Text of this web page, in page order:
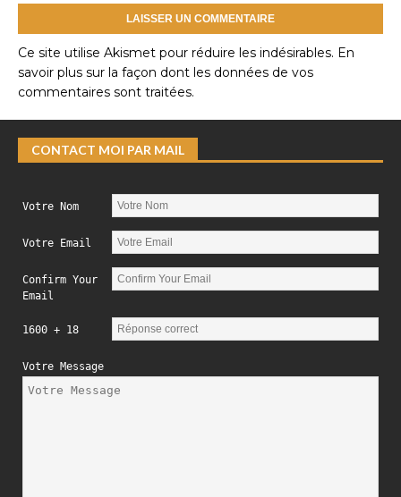
Ce site utilise Akismet pour réduire les indésirables. En
savoir plus sur la façon dont les données de vos
commentaires sont traitées.
CONTACT MOI PAR MAIL
Votre Nom
Votre Email
Confirm Your
Email
1600 + 18
Votre Message